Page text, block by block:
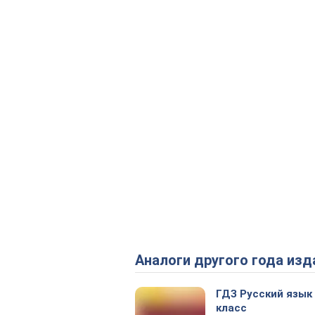
Аналоги другого года
ГДЗ Русский язык
класс